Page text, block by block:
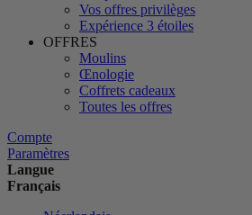
Vos offres privilèges
Expérience 3 étoiles
OFFRES
Moulins
Œnologie
Coffrets cadeaux
Toutes les offres
Compte
Paramètres
Langue
Français